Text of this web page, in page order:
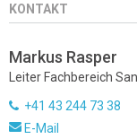
KONTAKT
Markus Rasper
Leiter Fachbereich
+41 43 244 73 38
E-Mail